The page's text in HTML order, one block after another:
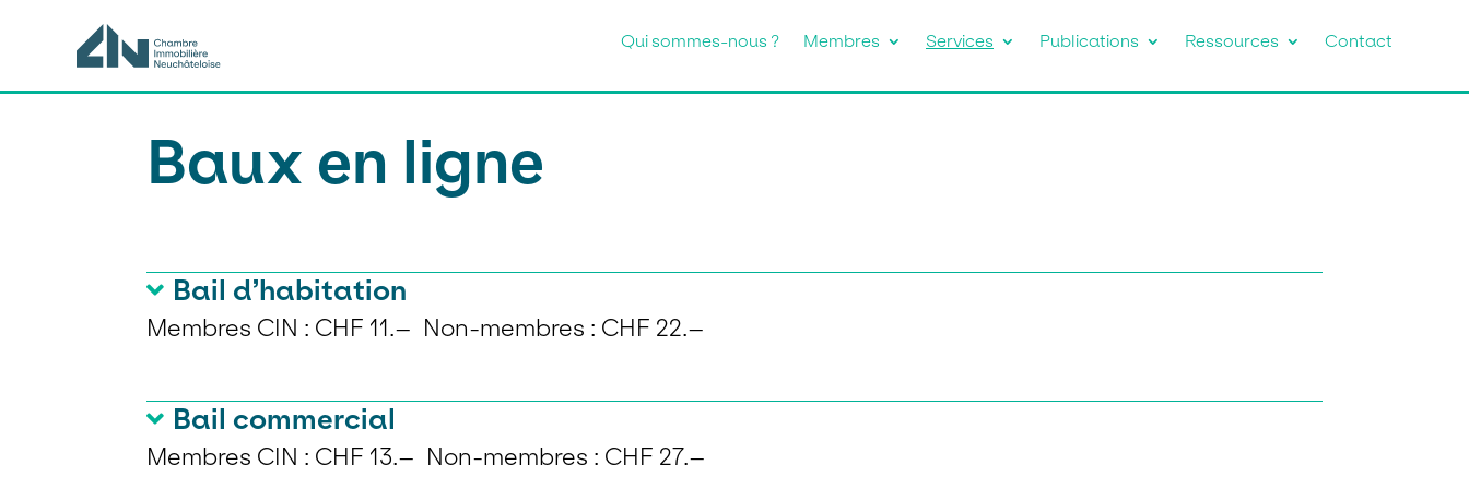
Qui sommes-nous ? Membres Services Publications Ressources Contact
Baux en ligne
Bail d’habitation
Membres CIN : CHF 11.– Non-membres : CHF 22.–
Vous pouvez remplir lebail à loyer d’habitation ainsi que la notification de loyer lors de la conclusion
Bail commercial
Membres CIN : CHF 13.– Non-membres : CHF 27.–